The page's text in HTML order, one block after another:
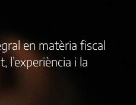
en matèria fiscal
l’experiència i la